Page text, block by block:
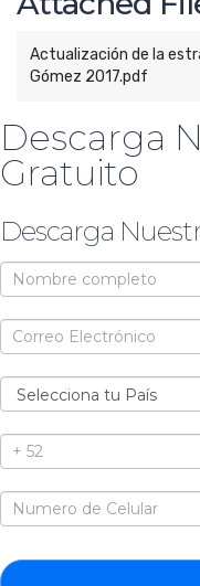
Actualización de la
Gómez 2017.pdf
Descarga
Gratuito
Descarga
Brochure